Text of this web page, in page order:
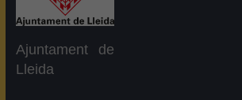
Ajuntament de
Lleida